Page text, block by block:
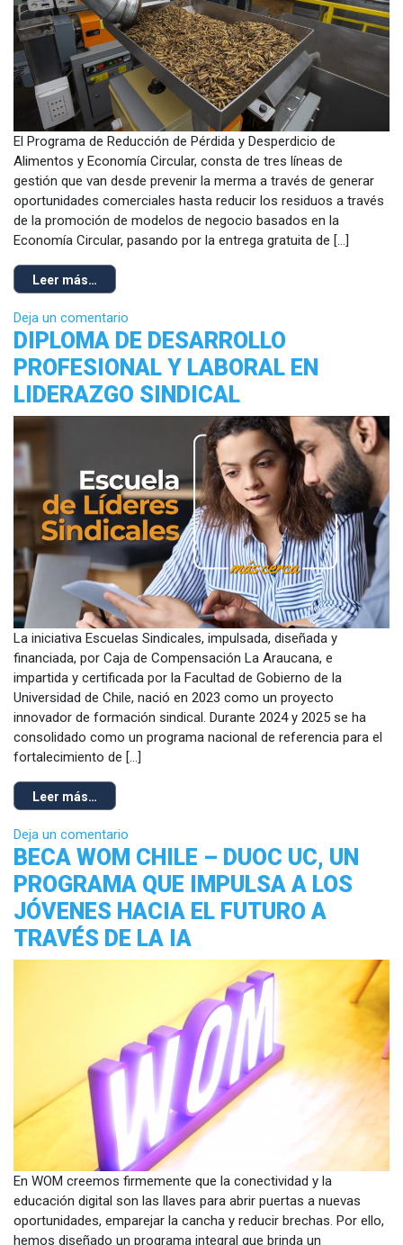
El Programa de Reducción de Pérdida y Desperdicio de
Alimentos y Economía Circular, consta de tres líneas de
gestión que van desde prevenir la merma a través de generar
oportunidades comerciales hasta reducir los residuos a través
de la promoción de modelos de negocio basados en la
Economía Circular, pasando por la entrega gratuita de […]
Leer más…
Deja un comentario
DIPLOMA DE DESARROLLO
PROFESIONAL Y LABORAL EN
LIDERAZGO SINDICAL
La iniciativa Escuelas Sindicales, impulsada, diseñada y
financiada, por Caja de Compensación La Araucana, e
impartida y certificada por la Facultad de Gobierno de la
Universidad de Chile, nació en 2023 como un proyecto
innovador de formación sindical. Durante 2024 y 2025 se ha
consolidado como un programa nacional de referencia para el
fortalecimiento de […]
Leer más…
Deja un comentario
BECA WOM CHILE – DUOC UC, UN
PROGRAMA QUE IMPULSA A LOS
JÓVENES HACIA EL FUTURO A
TRAVÉS DE LA IA
En WOM creemos firmemente que la conectividad y la
educación digital son las llaves para abrir puertas a nuevas
oportunidades, emparejar la cancha y reducir brechas. Por ello,
hemos diseñado un programa integral que brinda un